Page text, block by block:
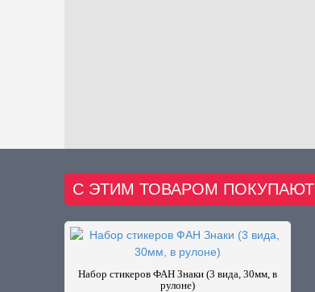
С ЭТИМ ТОВАРОМ ПОКУПАЮТ
Набор стикеров ФАН Знаки (3 вида, 30мм, в
рулоне)